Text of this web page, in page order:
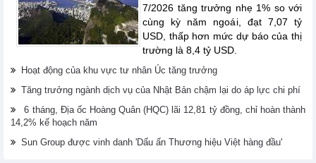
7/2026 tăng trưởng nhẹ 1% so với
cùng kỳ năm ngoái, đạt 7,07 tỷ
USD, thấp hơn mức dự báo của thị
trường là 8,4 tỷ USD.
Hoạt động của khu vực tư nhân Úc tăng trưởng
Tăng trưởng ngành dịch vụ của Nhật Bản chậm lại do áp lực chi phí
6 tháng, Địa ốc Hoàng Quân (HQC) lãi 12,81 tỷ đồng, chỉ hoàn thành
14,2% kế hoạch năm
Sun Group được vinh danh 'Dấu ấn Thương hiệu Việt hàng đầu'